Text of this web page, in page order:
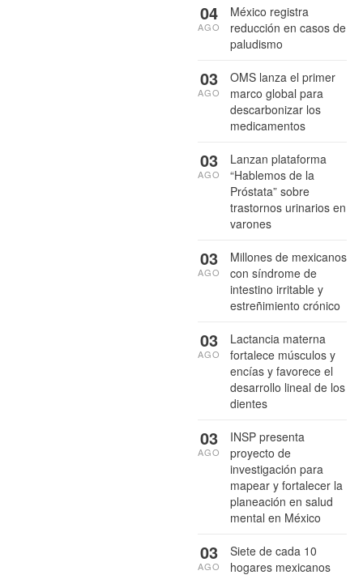
México registra
reducción en casos de
paludismo
04
AGO
OMS lanza el primer
marco global para
descarbonizar los
medicamentos
03
AGO
Lanzan plataforma
“Hablemos de la
Próstata” sobre
trastornos urinarios en
varones
03
AGO
Millones de mexicanos
con síndrome de
intestino irritable y
estreñimiento crónico
03
AGO
Lactancia materna
fortalece músculos y
encías y favorece el
desarrollo lineal de los
dientes
03
AGO
INSP presenta
proyecto de
investigación para
mapear y fortalecer la
planeación en salud
mental en México
03
AGO
Siete de cada 10
hogares mexicanos
03
AGO